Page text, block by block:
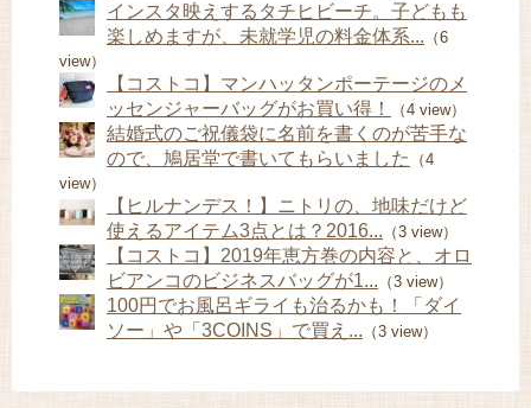
インスタ映えするタチヒビーチ。子どもも
楽しめますが、未就学児の料金体系... （6
view）
【コストコ】マンハッタンポーテージのメ
ッセンジャーバッグがお買い得！
（4 view）
結婚式のご祝儀袋に名前を書くのが苦手な
ので、鳩居堂で書いてもらいました
（4
view）
【ヒルナンデス！】ニトリの、地味だけど
使えるアイテム3点とは？2016... （3 view）
【コストコ】2019年恵方巻の内容と、オロ
ビアンコのビジネスバッグが1... （3 view）
100円でお風呂ギライも治るかも！「ダイ
ソー」や「3COINS」で買え... （3 view）